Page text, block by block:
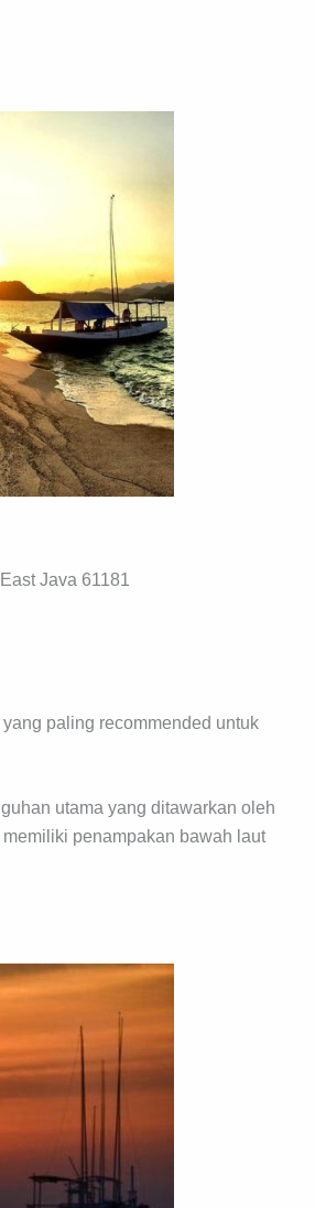
Java 61181
paling recommended untuk
utama yang ditawarkan oleh
penampakan bawah laut